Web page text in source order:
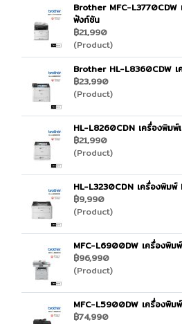
Brother MFC-L3770CDW
ฟังก์ชัน
฿21,990
(Product)
Brother HL-L8360CDW เ
฿23,990
(Product)
HL-L8260CDN เครื่องพิม
฿21,990
(Product)
HL-L3230CDN เครื่องพิม
฿9,990
(Product)
MFC-L6900DW เครื่องพิม
฿96,990
(Product)
MFC-L5900DW เครื่องพิม
฿74,990